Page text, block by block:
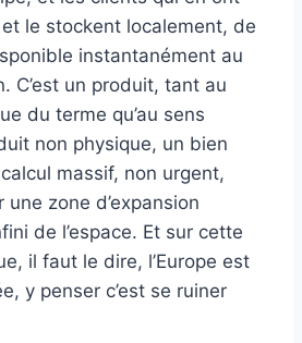
et le stockent localement, de
instantanément au
C’est un produit, tant au
du terme qu’au sens
non physique, un bien
massif, non urgent,
zone d’expansion
de l’espace. Et sur cette
il faut le dire, l’Europe est
y penser c’est se ruiner